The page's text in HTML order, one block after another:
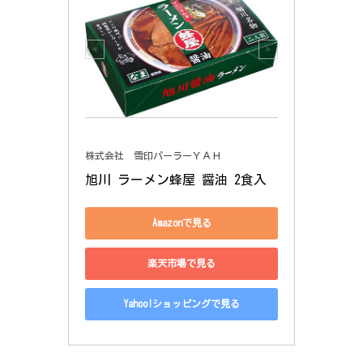
株式会社 雪印パーラーＹＡＨ
旭川 ラーメン蜂屋 醤油 2食入
Amazonで見る
楽天市場で見る
Yahoo!ショッピングで見る